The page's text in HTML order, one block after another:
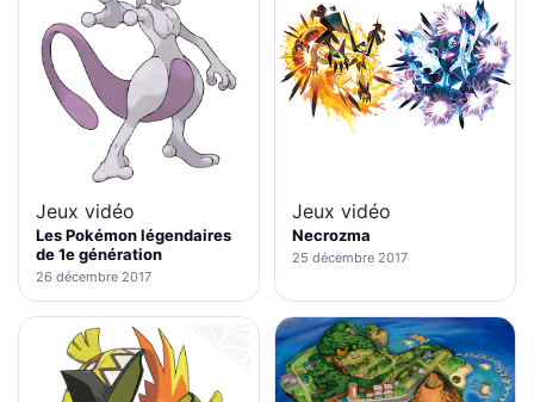
Jeux vidéo
Les Pokémon légendaires
de 1e génération
26 décembre 2017
Jeux vidéo
Necrozma
25 décembre 2017